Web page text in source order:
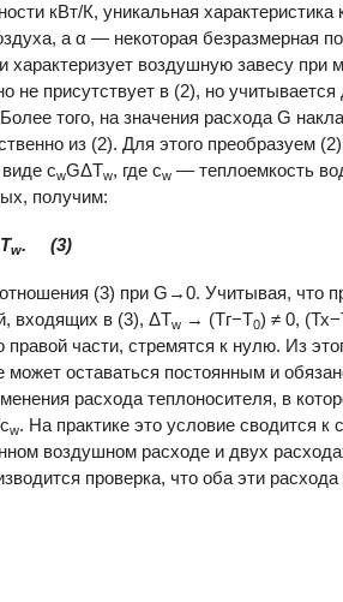
кВт/К, уникальная
а α — некоторая безразмерная
воздушную завесу при
не присутствует в (2), но
того, на значения расхода G
из (2). Для этого преобразуем
сwGΔТw, где сw — теплоемкость
получим:
w. (3)
(3) при G→0. Учитывая, что
входящих в (3), ΔТw → (Тг−Т0) ≠ 0,
правой части, стремятся к нулю. Из
оставаться постоянным и
расхода теплоносителя, в
w. На практике это условие сводится
воздушном расходе и двух
проверка, что оба эти